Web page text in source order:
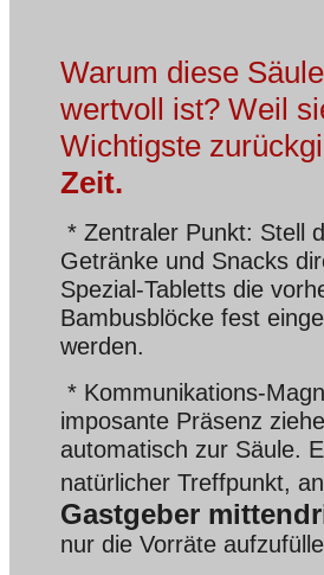
Warum diese
wertvoll ist? Weil
Wichtigste
Zeit.
* Zentraler Punkt: Stell
Getränke und Snacks
Spezial-Tabletts die
Bambusblöcke fest
werden.
* Kommunikations-
imposante Präsenz
automatisch zur Säule.
natürlicher Treffpunkt,
Gastgeber
nur die Vorräte